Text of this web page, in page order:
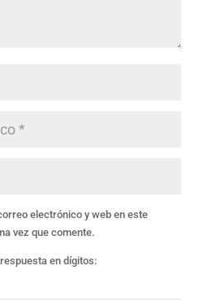
electrónico y web en este
vez que comente.
en dígitos: